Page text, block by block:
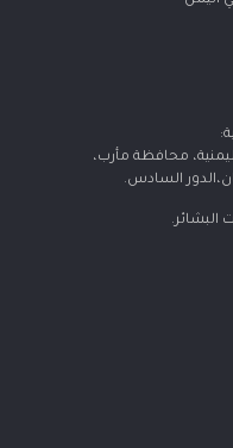
اليمنية، محافظة مأرب،
البشائر.